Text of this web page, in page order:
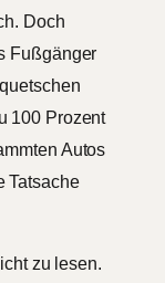
Doch
Fußgänger
100 Prozent
Autos
Tatsache
zu lesen.